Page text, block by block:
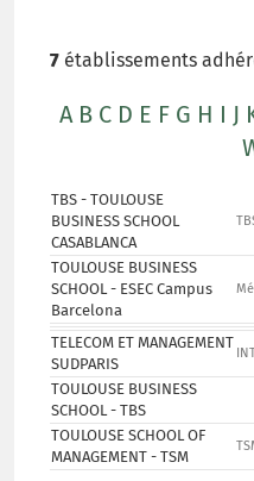
7 établissements
A B C D E F G H I J
TBS - TOULOUSE
BUSINESS SCHOOL
CASABLANCA
TOULOUSE BUSINESS
SCHOOL - ESEC Campus
Barcelona
TELECOM ET MANAGEMENT
SUDPARIS
TOULOUSE BUSINESS
SCHOOL - TBS
TOULOUSE SCHOOL OF
MANAGEMENT - TSM